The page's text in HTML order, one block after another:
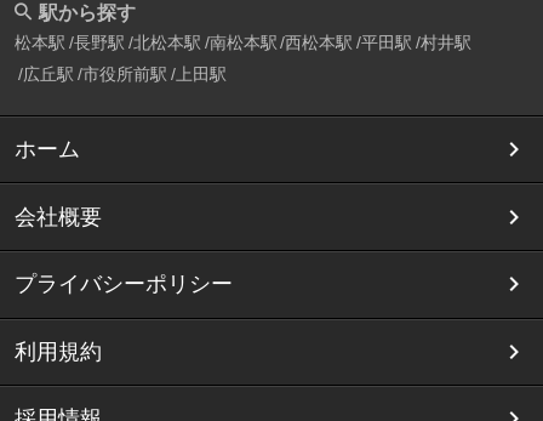
駅から探す
松本駅 長野駅 北松本駅 南松本駅 西松本駅 平田駅 村井駅
広丘駅 市役所前駅 上田駅
ホーム
会社概要
プライバシーポリシー
利用規約